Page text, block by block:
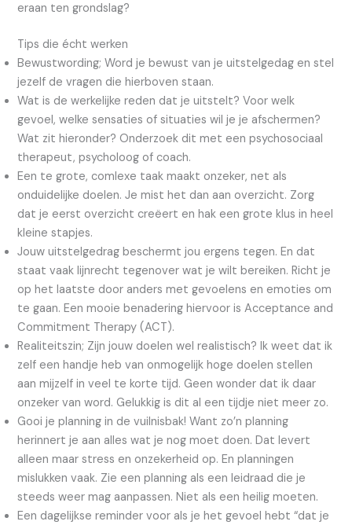
eraan ten grondslag?
Tips die écht werken
Bewustwording; Word je bewust van je uitstelgedag en stel
jezelf de vragen die hierboven staan.
Wat is de werkelijke reden dat je uitstelt? Voor welk
gevoel, welke sensaties of situaties wil je je afschermen?
Wat zit hieronder? Onderzoek dit met een psychosociaal
therapeut, psycholoog of coach.
Een te grote, comlexe taak maakt onzeker, net als
onduidelijke doelen. Je mist het dan aan overzicht. Zorg
dat je eerst overzicht creëert en hak een grote klus in heel
kleine stapjes.
Jouw uitstelgedrag beschermt jou ergens tegen. En dat
staat vaak lijnrecht tegenover wat je wilt bereiken. Richt je
op het laatste door anders met gevoelens en emoties om
te gaan. Een mooie benadering hiervoor is Acceptance and
Commitment Therapy (ACT).
Realiteitszin; Zijn jouw doelen wel realistisch? Ik weet dat ik
zelf een handje heb van onmogelijk hoge doelen stellen
aan mijzelf in veel te korte tijd. Geen wonder dat ik daar
onzeker van word. Gelukkig is dit al een tijdje niet meer zo.
Gooi je planning in de vuilnisbak! Want zo’n planning
herinnert je aan alles wat je nog moet doen. Dat levert
alleen maar stress en onzekerheid op. En planningen
mislukken vaak. Zie een planning als een leidraad die je
steeds weer mag aanpassen. Niet als een heilig moeten.
Een dagelijkse reminder voor als je het gevoel hebt “dat je